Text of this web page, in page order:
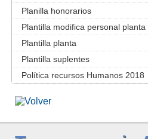
Planilla honorarios
Plantilla modifica personal planta
Plantilla planta
Plantilla suplentes
Política recursos Humanos 2018